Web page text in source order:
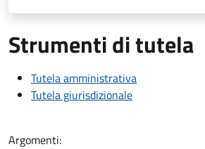
Strumenti di tutela
Tutela amministrativa
Tutela giurisdizionale
Argomenti: